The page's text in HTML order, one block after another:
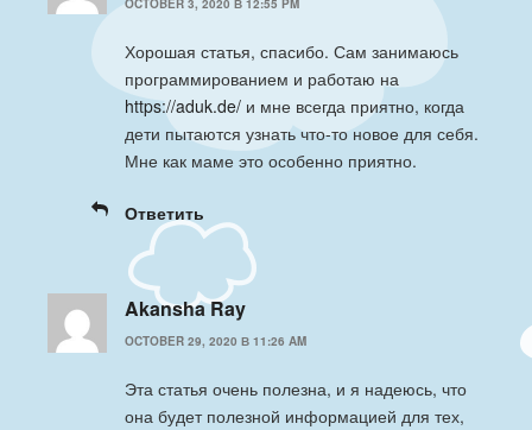
OCTOBER 3, 2020 В 12:55 PM
Хорошая статья, спасибо. Сам занимаюсь
программированием и работаю на
https://aduk.de/ и мне всегда приятно, когда
дети пытаются узнать что-то новое для себя.
Мне как маме это особенно приятно.
Ответить
Akansha Ray
OCTOBER 29, 2020 В 11:26 AM
Эта статья очень полезна, и я надеюсь, что
она будет полезной информацией для тех,